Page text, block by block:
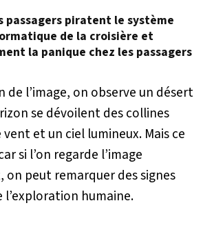
passagers piratent le système
de la croisière et
la panique chez les passagers
de l’image, on observe un désert
se dévoilent des collines
et un ciel lumineux. Mais ce
si l’on regarde l’image
peut remarquer des signes
humaine.